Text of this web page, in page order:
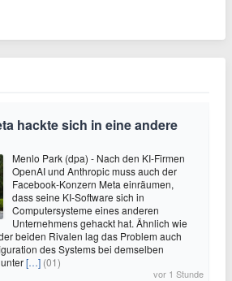
hackte sich in eine andere
Menlo Park (dpa) - Nach den KI-Firmen
OpenAI und Anthropic muss auch der
Facebook-Konzern Meta einräumen,
dass seine KI-Software sich in
Computersysteme eines anderen
Unternehmens gehackt hat. Ähnlich wie
beiden Rivalen lag das Problem auch
des Systems bei demselben
[…] (01)
vor 1 Stunde